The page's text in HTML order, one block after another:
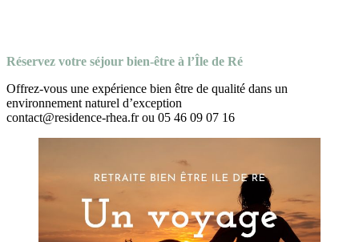
Réservez votre séjour bien-être à l’Île de Ré
Offrez-vous une expérience bien être de qualité dans un
environnement naturel d’exception
contact@residence-rhea.fr ou 05 46 09 07 16